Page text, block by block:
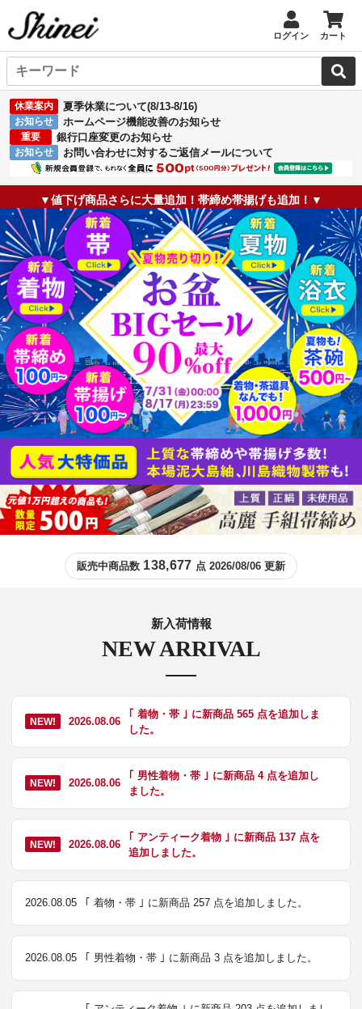
ログイン カート
休業案内 夏季休業について(8/13-8/16)
お知らせ ホームページ機能改善のお知らせ
重要 銀行口座変更のお知らせ
お知らせ お問い合わせに対するご返信メールについて
▼値下げ商品さらに大量追加！帯締め帯揚げも追加！▼
販売中商品数 138,677 点 2026/08/06 更新
NEW ARRIVAL
新入荷情報
NEW! 2026.08.06
｢ 着物・帯 ｣ に新商品 565 点を追加しま
した。
NEW! 2026.08.06
｢ 男性着物・帯 ｣ に新商品 4 点を追加し
ました。
NEW! 2026.08.06
｢ アンティーク着物 ｣ に新商品 137 点を
追加しました。
2026.08.05 ｢ 着物・帯 ｣ に新商品 257 点を追加しました。
2026.08.05 ｢ 男性着物・帯 ｣ に新商品 3 点を追加しました。